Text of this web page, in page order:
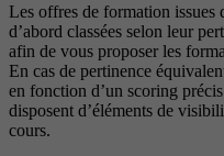
Les offres de formation issues
d’abord classées selon leur
afin de vous proposer les
En cas de pertinence
en fonction d’un scoring
disposent d’éléments de
cours.